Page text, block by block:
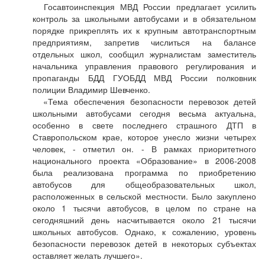
Госавтоинспекция МВД России предлагает усилить
контроль за школьными автобусами и в обязательном
порядке прикреплять их к крупным автотранспортным
предприятиям, запретив числиться на балансе
отдельных школ, сообщил журналистам заместитель
начальника управления правового регулирования и
пропаганды БДД ГУОБДД МВД России полковник
полиции Владимир Шевченко.
«Тема обеспечения безопасности перевозок детей
школьными автобусами сегодня весьма актуальна,
особенно в свете последнего страшного ДТП в
Ставропольском крае, которое унесло жизни четырех
человек, - отметил он. - В рамках приоритетного
национального проекта «Образование» в 2006-2008
была реализована программа по приобретению
автобусов для общеобразовательных школ,
расположенных в сельской местности. Было закуплено
около 1 тысячи автобусов, в целом по стране на
сегодняшний день насчитывается около 21 тысячи
школьных автобусов. Однако, к сожалению, уровень
безопасности перевозок детей в некоторых субъектах
оставляет желать лучшего».